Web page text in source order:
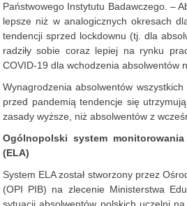
Państwowego Instytutu Badawczego. –
lepsze niż w analogicznych okresach
tendencji sprzed lockdownu (tj. dla
radziły sobie coraz lepiej na rynku
COVID-19 dla wchodzenia absolwentów
Wynagrodzenia absolwentów
przed pandemią tendencje się
zasady wyższe, niż absolwentów z
Ogólnopolski system
(ELA)
System ELA został stworzony przez
(OPI PIB) na zlecenie Ministerstwa